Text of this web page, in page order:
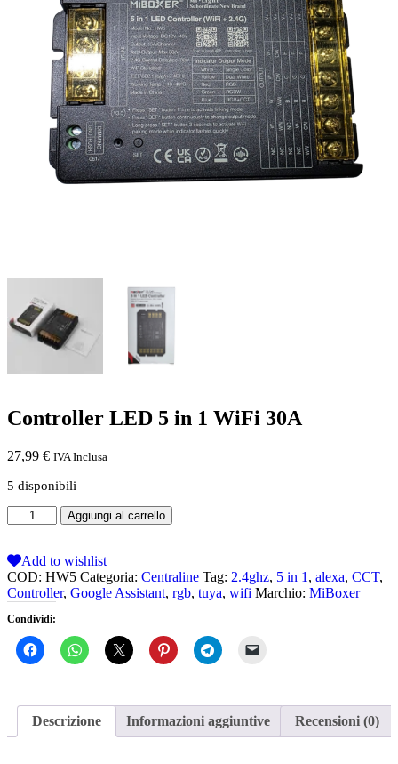
Controller LED 5 in 1 WiFi 30A
27,99 € IVA Inclusa
5 disponibili
Controller
LED
in
1
WiFi
quantità
Aggiungi al carrello
Add to wishlist
COD: HW5 Categoria: Centraline Tag: 2.4ghz, 5 in 1, alexa, CCT,
Controller, Google Assistant, rgb, tuya, wifi Marchio: MiBoxer
Condividi:
Descrizione Informazioni aggiuntive Recensioni (0)